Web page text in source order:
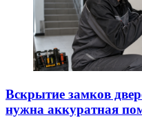
Вскрытие замков
нужна аккуратная